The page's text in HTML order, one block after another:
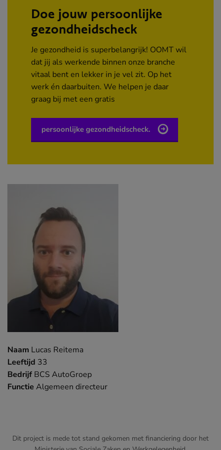
Doe jouw persoonlijke
gezondheidscheck
Je gezondheid is superbelangrijk! OOMT wil
dat jij als werkende binnen onze branche
vitaal bent en lekker in je vel zit. Op het
werk én daarbuiten. We helpen je daar
graag bij met een gratis
persoonlijke gezondheidscheck.
Naam Lucas Reitema
Leeftijd 33
Bedrijf BCS AutoGroep
Functie Algemeen directeur
Dit project is mede tot stand gekomen met financiering door het